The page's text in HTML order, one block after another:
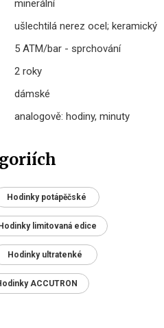
minerální
ušlechtilá nerez ocel; keramický
5 ATM/bar - sprchování
2 roky
dámské
analogově: hodiny, minuty
Hodinky potápěčské
Hodinky limitovaná edice
Hodinky ultratenké
ACCUTRON